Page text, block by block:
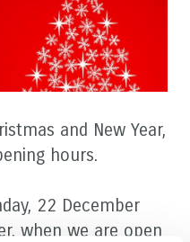
and New Year,
hours.
22 December
when we are open